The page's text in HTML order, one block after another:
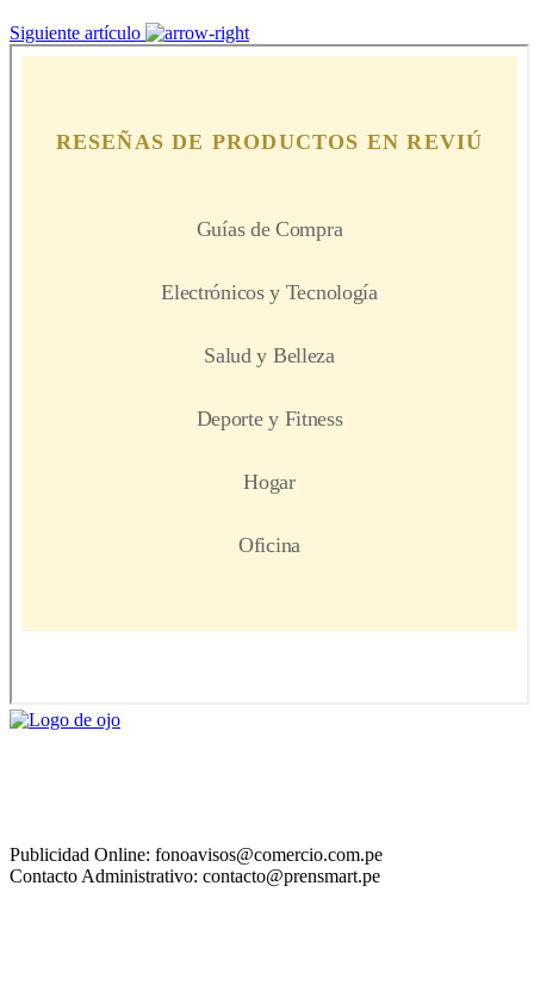
Siguiente artículo
Publicidad Online: fonoavisos@comercio.com.pe
Contacto Administrativo: contacto@prensmart.pe